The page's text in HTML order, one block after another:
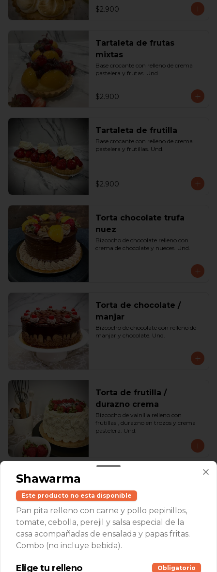
$2.900
Tartaleta de frutas
mixtas
Base crocante con relleno de crema
pastelera y frutas. Und.
$2.900
Tartaleta de frutilla
Base crocante con relleno de crema
pastelera y frutillas. Und.
$2.900
Torta chocolate trufa
nuez
Bizcocho de chocolate relleno con
crema de chocolate y nueces. Und.
Torta de chocolate /
manjar
Bizcocho de chocolate con relleno de
manjar y chocolate. Und.
Torta de frutilla /
durazno crema
Bizcocho de vainilla relleno con
frutillas , durazno en trozos y crema
pastelera. Und.
Bizcocho de chocolate con relleno de
chocolate, galleta oreo y crema
Torta lúcuma manjar
Shawarma
Este producto no esta disponible
Pan pita relleno con carne y pollo pepinillos,
tomate, cebolla, perejil y salsa especial de la
casa acompañadas de ensalada y papas fritas.
Combo (no incluye bebida).
Elige tu relleno Obligatorio